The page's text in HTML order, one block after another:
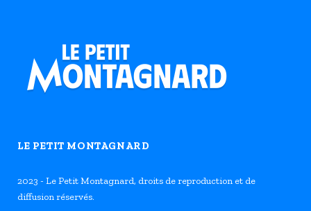
LE PETIT MONTAGNARD
2023 - Le Petit Montagnard, droits de reproduction et de
diffusion réservés.